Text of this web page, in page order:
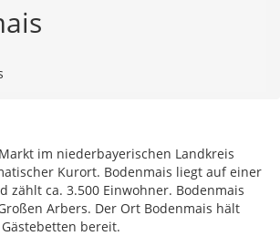
im niederbayerischen Landkreis
Kurort. Bodenmais liegt auf einer
zählt ca. 3.500 Einwohner. Bodenmais
Arbers. Der Ort Bodenmais hält
bereit.